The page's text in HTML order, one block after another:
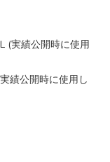
(実績公開時に使用
績公開時に使用し